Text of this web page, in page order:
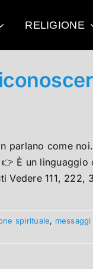
RELIGIONE
parlano come
È un
Vedere 111, 222,
spirituale,